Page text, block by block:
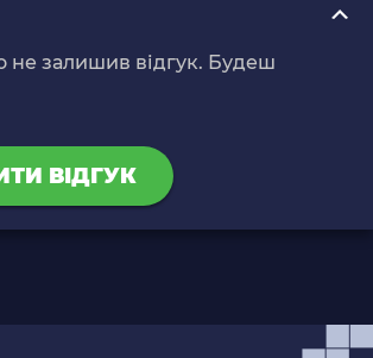
не залишив відгук. Будеш
ВІДГУК